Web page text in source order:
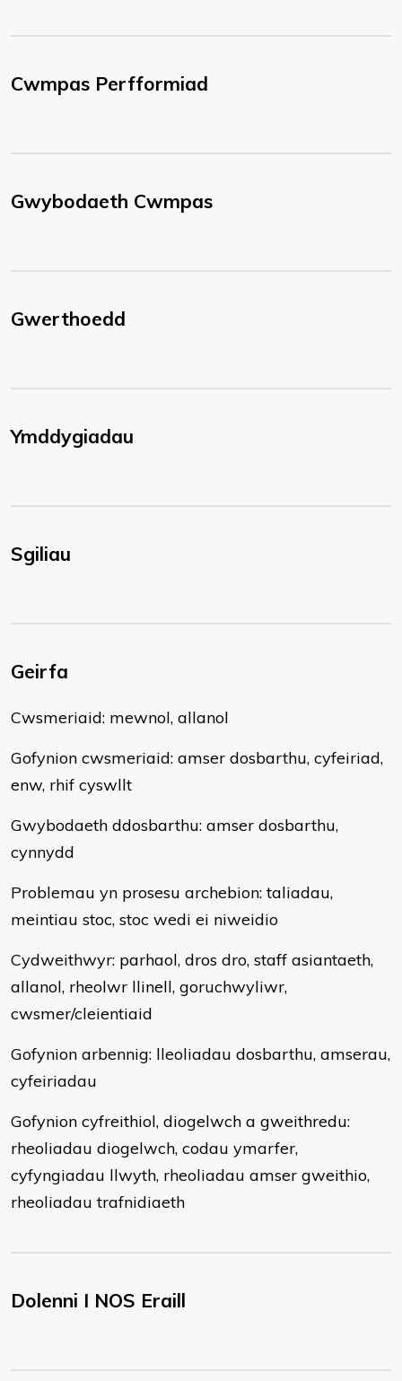
Cwmpas Perfformiad
Gwybodaeth Cwmpas
Gwerthoedd
Ymddygiadau
Sgiliau
Geirfa
​Cwsmeriaid: mewnol, allanol
Gofynion cwsmeriaid: amser dosbarthu, cyfeiriad,
enw, rhif cyswllt
Gwybodaeth ddosbarthu: amser dosbarthu,
cynnydd
Problemau yn prosesu archebion: taliadau,
meintiau stoc, stoc wedi ei niweidio
Cydweithwyr: parhaol, dros dro, staff asiantaeth,
allanol, rheolwr llinell, goruchwyliwr,
cwsmer/cleientiaid
Gofynion arbennig: lleoliadau dosbarthu, amserau,
cyfeiriadau
Gofynion cyfreithiol, diogelwch a gweithredu:
rheoliadau diogelwch, codau ymarfer,
cyfyngiadau llwyth, rheoliadau amser gweithio,
rheoliadau trafnidiaeth
Dolenni I NOS Eraill